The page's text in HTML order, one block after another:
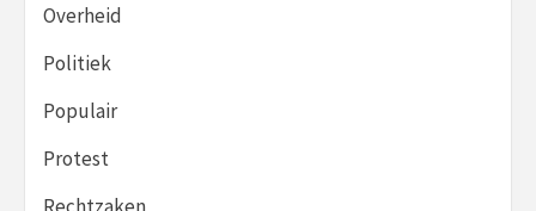
Overheid
Politiek
Populair
Protest
Rechtzaken